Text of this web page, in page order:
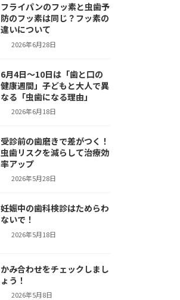
フライパンのフッ素と虫歯予
防のフッ素は同じ？フッ素の
違いについて
2026年6月28日
6月4日～10日は「歯と口の
健康週間」子どもと大人で異
なる「虫歯になる理由」
2026年6月18日
受診前の歯磨きで差がつく！
虫歯リスクを減らして治療効
率アップ
2026年5月28日
妊娠中の歯科検診はためらわ
ないで！
2026年5月18日
かみ合わせをチェックしまし
ょう！
2026年5月8日